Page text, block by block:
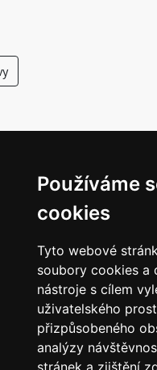
Používáme
cookies
Tyto webové
soubory cookies a
nástroje s cílem
uživatelského
přizpůsobeného
analýzy
stránek a zjištění
komentáře, připomínky a dotazy
MKČR